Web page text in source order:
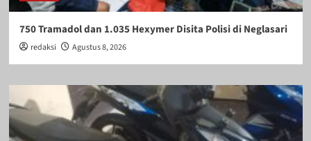
750 Tramadol dan 1.035 Hexymer Disita Polisi di Neglasari
redaksi Agustus 8, 2026